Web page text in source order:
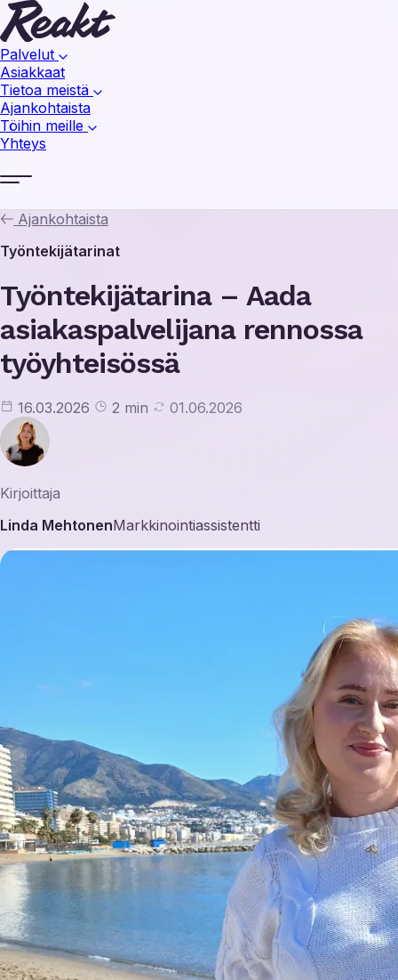
Palvelut
Asiakkaat
Tietoa meistä
Ajankohtaista
Töihin meille
Yhteys
Ajankohtaista
Työntekijätarinat
Työntekijätarina – Aada
asiakaspalvelijana rennossa
työyhteisössä
16.03.2026 2 min 01.06.2026
Kirjoittaja
Linda MehtonenMarkkinointiassistentti